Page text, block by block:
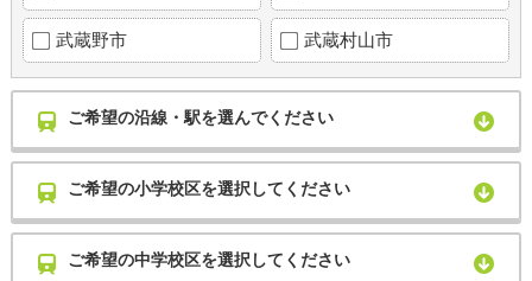
武蔵野市 武蔵村山市
ご希望の沿線・駅を選んでください
ご希望の小学校区を選択してください
ご希望の中学校区を選択してください